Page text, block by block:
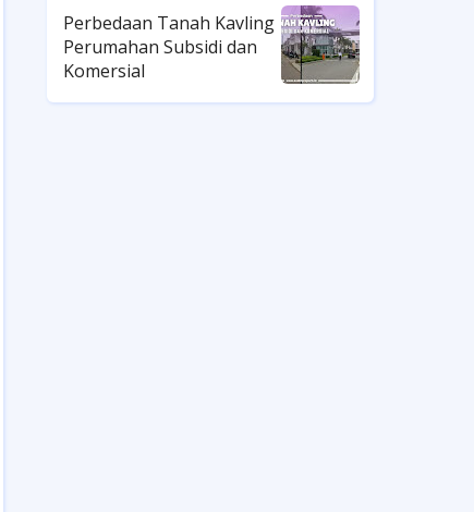
Perbedaan Tanah Kavling
Perumahan Subsidi dan
Komersial